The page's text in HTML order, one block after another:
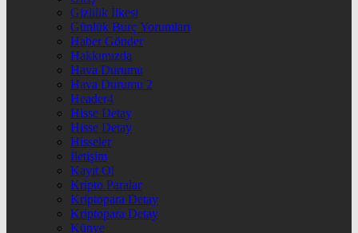
Gizlilik İlkesi
Günlük Burç Yorumları
Haber Gönder
Hakkımızda
Hava Durumu
Hava Durumu 2
Header4
Hisse Detay
Hisse Detay
Hisseler
İletişim
Kayıt Ol
Kripto Paralar
Kriptopara Detay
Kriptopara Detay
Künye